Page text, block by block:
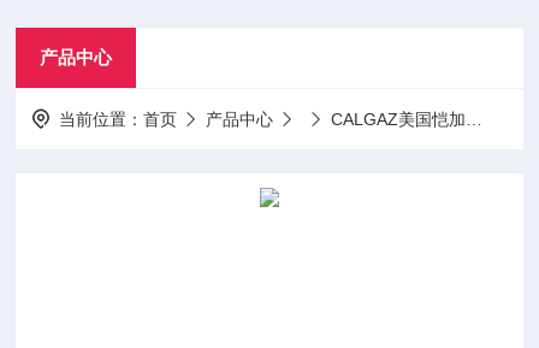
产品中心
当前位置：首页 产品中心 CALGAZ美国恺加